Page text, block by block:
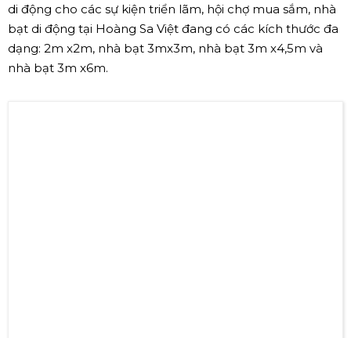
di động cho các sự kiện triển lãm, hội chợ mua sắm, nhà
bạt di động tại Hoàng Sa Việt đang có các kích thước đa
dạng: 2m x2m, nhà bạt 3mx3m, nhà bạt 3m x4,5m và
nhà bạt 3m x6m.